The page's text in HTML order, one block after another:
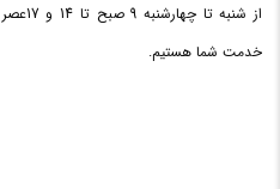
کانکتورM.2 3 x M.2 slots (Key M)
خدمت شما هستیم.